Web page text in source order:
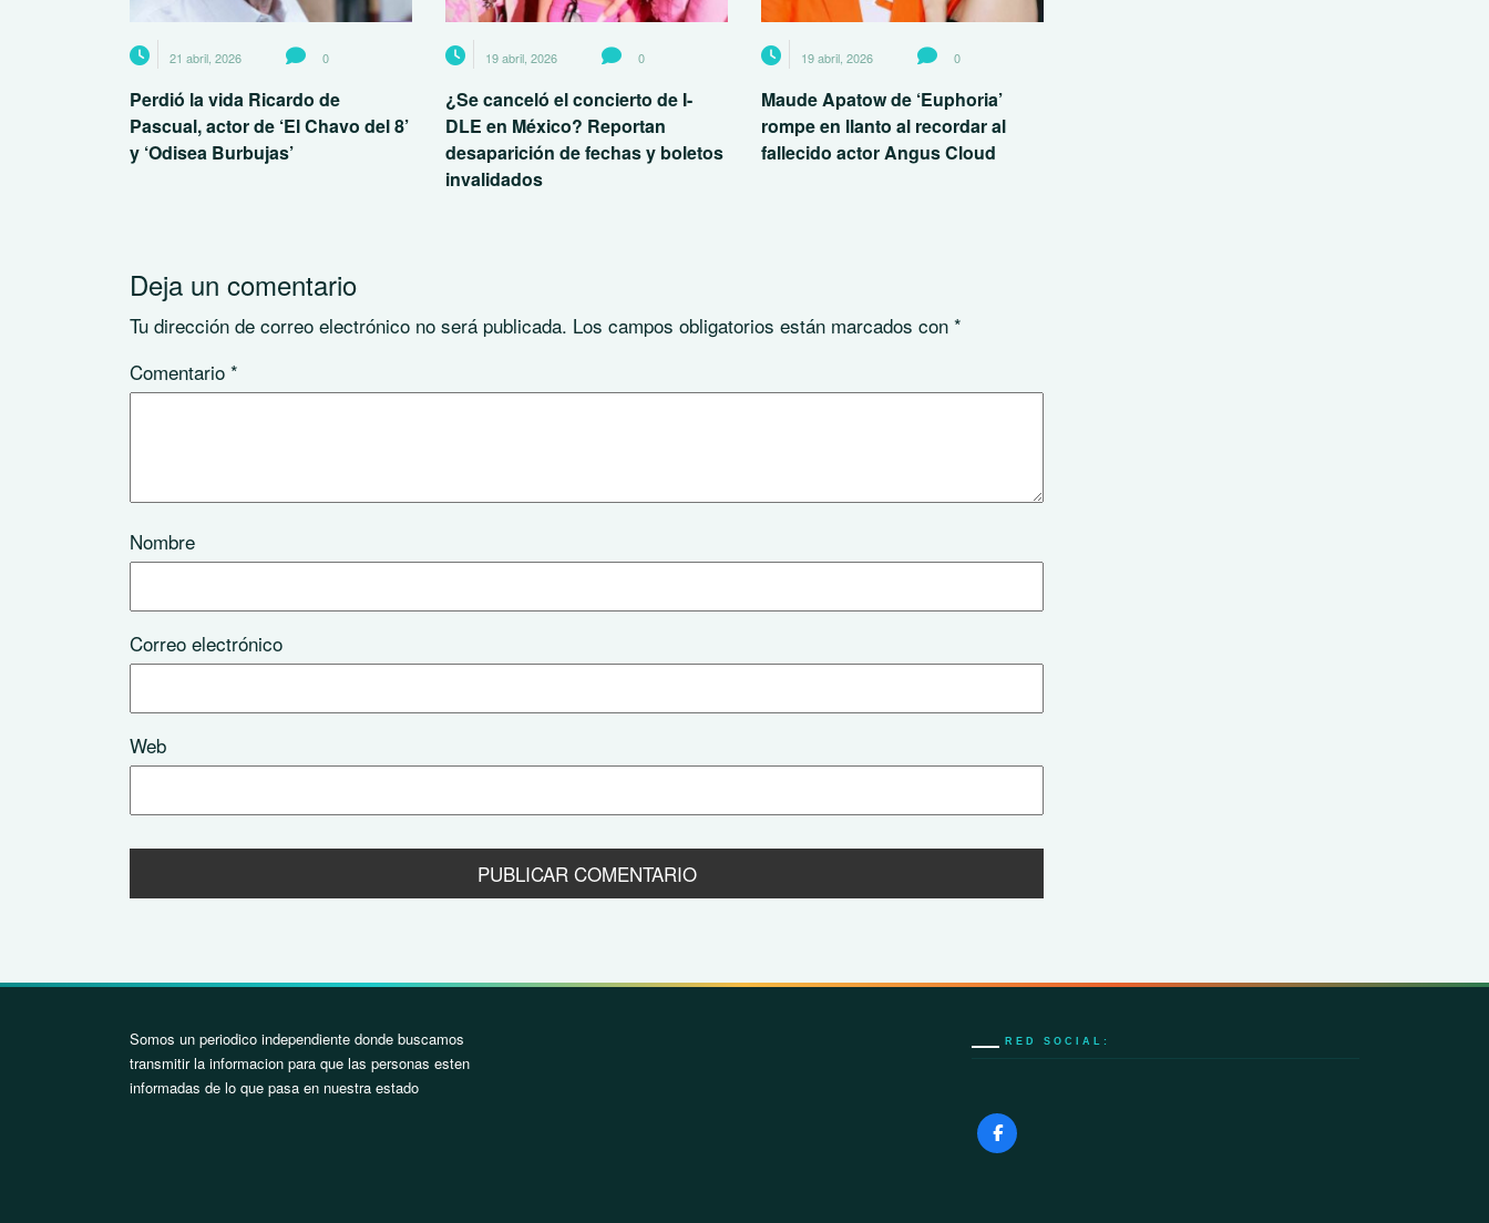
21 abril, 2026 0
Perdió la vida Ricardo de
Pascual, actor de ‘El Chavo del 8’
y ‘Odisea Burbujas’
19 abril, 2026 0
¿Se canceló el concierto de I-
DLE en México? Reportan
desaparición de fechas y boletos
invalidados
19 abril, 2026 0
Maude Apatow de ‘Euphoria’
rompe en llanto al recordar al
fallecido actor Angus Cloud
Deja un comentario
Tu dirección de correo electrónico no será publicada. Los campos obligatorios están marcados con *
Comentario *
Nombre
Correo electrónico
Web
Somos un periodico independiente donde buscamos
transmitir la informacion para que las personas esten
informadas de lo que pasa en nuestra estado
RED SOCIAL: